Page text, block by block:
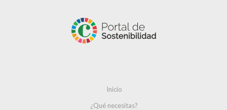
Inicio
¿Qué necesitas?